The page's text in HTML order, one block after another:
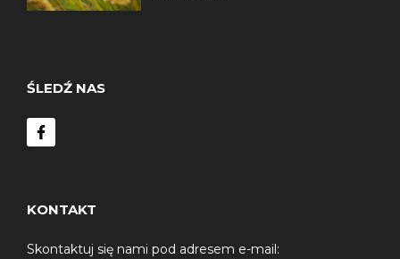
ŚLEDŹ NAS
KONTAKT
Skontaktuj się nami pod adresem e-mail: